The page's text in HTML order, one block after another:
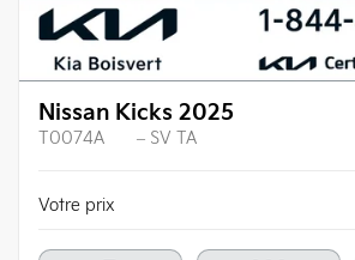
Nissan Kicks 2025
T0074A – SV TA
Votre prix